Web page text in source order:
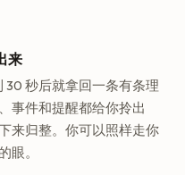
来
30 秒后就拿回一条有条理
事件和提醒都给你拎出
来归整。你可以照样走你
眼。